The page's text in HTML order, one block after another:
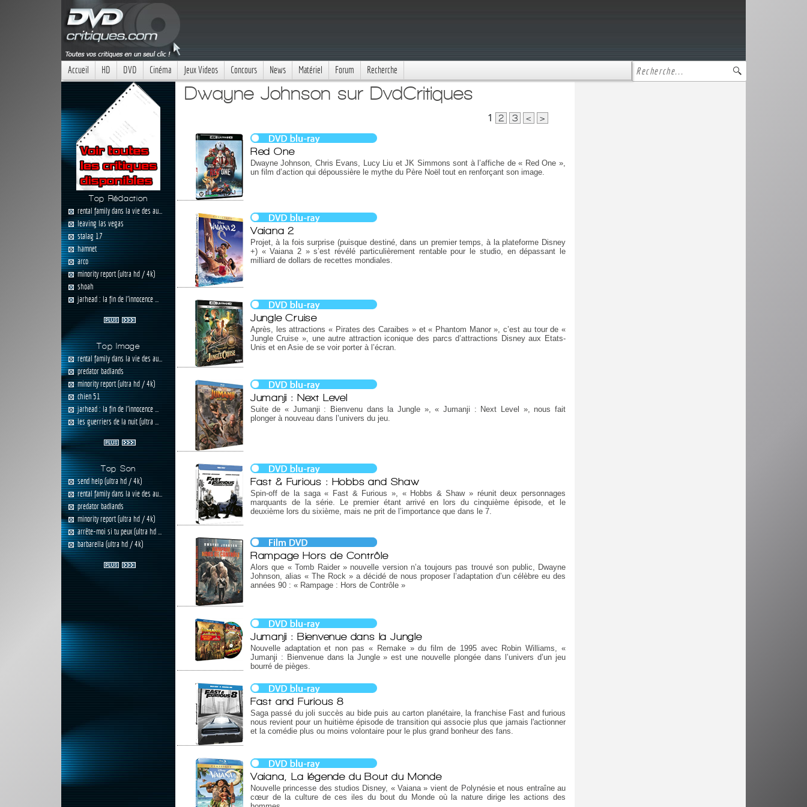
Accueil HD DVD Cinéma Jeux Videos Concours News Matériel Forum Recherche
Top Rédaction
rental family dans la vie des au...
leaving las vegas
stalag 17
hamnet
arco
minority report (ultra hd / 4k)
shoah
jarhead : la fin de l'innocence ...
Top Image
rental family dans la vie des au...
predator badlands
minority report (ultra hd / 4k)
chien 51
jarhead : la fin de l'innocence ...
les guerriers de la nuit (ultra ...
Top Son
send help (ultra hd / 4k)
rental family dans la vie des au...
predator badlands
minority report (ultra hd / 4k)
arrête-moi si tu peux (ultra hd ...
barbarella (ultra hd / 4k)
Dwayne Johnson sur DvdCritiques
1 2 3 < >
Red One
Dwayne Johnson, Chris Evans, Lucy Liu et JK Simmons sont à l’affiche de « Red One »,
un film d’action qui dépoussière le mythe du Père Noël tout en renforçant son image.
Vaiana 2
Projet, à la fois surprise (puisque destiné, dans un premier temps, à la plateforme Disney
+) « Vaiana 2 » s’est révélé particulièrement rentable pour le studio, en dépassant le
milliard de dollars de recettes mondiales.
Jungle Cruise
Après, les attractions « Pirates des Caraibes » et « Phantom Manor », c’est au tour de «
Jungle Cruise », une autre attraction iconique des parcs d’attractions Disney aux Etats-
Unis et en Asie de se voir porter à l’écran.
Jumanji : Next Level
Suite de « Jumanji : Bienvenu dans la Jungle », « Jumanji : Next Level », nous fait
plonger à nouveau dans l’univers du jeu.
Fast & Furious : Hobbs and Shaw
Spin-off de la saga « Fast & Furious », « Hobbs & Shaw » réunit deux personnages
marquants de la série. Le premier étant arrivé en lors du cinquième épisode, et le
deuxième lors du sixième, mais ne prit de l’importance que dans le 7.
Rampage Hors de Contrôle
Alors que « Tomb Raider » nouvelle version n’a toujours pas trouvé son public, Dwayne
Johnson, alias « The Rock » a décidé de nous proposer l’adaptation d’un célèbre eu des
années 90 : « Rampage : Hors de Contrôle »
Jumanji : Bienvenue dans la Jungle
Nouvelle adaptation et non pas « Remake » du film de 1995 avec Robin Williams, «
Jumanji : Bienvenue dans la Jungle » est une nouvelle plongée dans l’univers d’un jeu
bourré de pièges.
Fast and Furious 8
Saga passé du joli succès au bide puis au carton planétaire, la franchise Fast and furious
nous revient pour un huitième épisode de transition qui associe plus que jamais l'actionner
et la comédie plus ou moins volontaire pour le plus grand bonheur des fans.
Vaiana, La légende du Bout du Monde
Nouvelle princesse des studios Disney, « Vaiana » vient de Polynésie et nous entraîne au
cœur de la culture de ces iles du bout du Monde où la nature dirige les actions des